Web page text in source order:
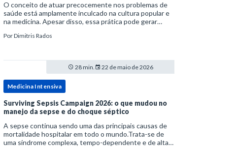
O conceito de atuar precocemente nos problemas de
saúde está amplamente inculcado na cultura popular e
na medicina. Apesar disso, essa prática pode gerar
tratamentos podem advir de prevenção excessiva
PorDimitris Rados
28 min. 22 de maio de 2026
Medicina Intensiva
Surviving Sepsis Campaign 2026: o que mudou no
manejo da sepse e do choque séptico
A sepse continua sendo uma das principais causas de
mortalidade hospitalar em todo o mundo.Trata-se de
uma síndrome complexa, tempo-dependente e de alta